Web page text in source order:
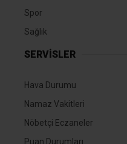
Spor
Sağlık
SERVİSLER
Hava Durumu
Namaz Vakitleri
Nöbetçi Eczaneler
Puan Durumları